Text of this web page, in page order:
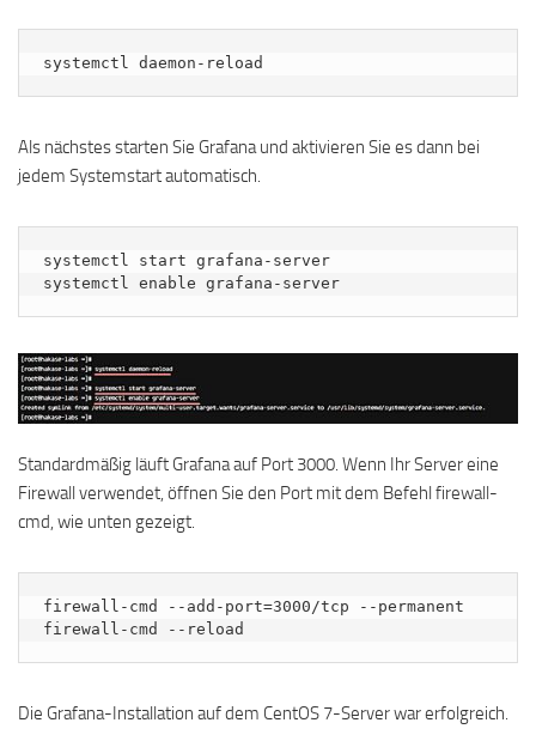
systemctl daemon-reload
Als nächstes starten Sie Grafana und aktivieren Sie es dann bei
jedem Systemstart automatisch.
systemctl start grafana-server
systemctl enable grafana-server
Standardmäßig läuft Grafana auf Port 3000. Wenn Ihr Server eine
Firewall verwendet, öffnen Sie den Port mit dem Befehl firewall-
cmd, wie unten gezeigt.
firewall-cmd --add-port=3000/tcp --permanent
firewall-cmd --reload
Die Grafana-Installation auf dem CentOS 7-Server war erfolgreich.